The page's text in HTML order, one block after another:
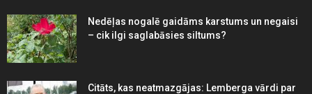
Nedēļas nogalē gaidāms karstums un negaisi
– cik ilgi saglabāsies siltums?
Citāts, kas neatmazgājas: Lemberga vārdi par